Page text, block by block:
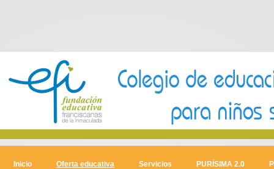
Inicio Oferta educativa Servicios PURÍSIMA 2.0